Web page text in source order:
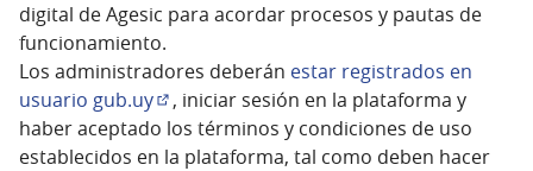
digital de Agesic para acordar procesos y pautas de
funcionamiento.
Los administradores deberán estar registrados en
usuario gub.uy
(Abrir en una pestaña nueva)
, iniciar sesión en la plataforma y
haber aceptado los términos y condiciones de uso
establecidos en la plataforma, tal como deben hacer